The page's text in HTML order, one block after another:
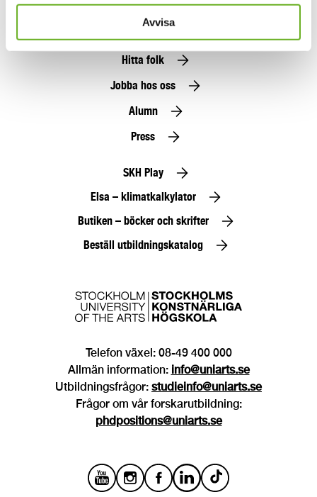
Avvisa
Hitta folk
Jobba hos oss
Alumn
Press
SKH Play
Elsa – klimatkalkylator
Butiken – böcker och skrifter
Beställ utbildningskatalog
Telefon växel: 08-49 400 000
Allmän information: info@uniarts.se
Utbildningsfrågor: studieinfo@uniarts.se
Frågor om vår forskarutbildning:
phdpositions@uniarts.se